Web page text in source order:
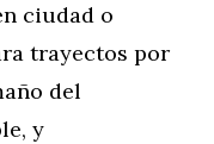
ciudad o
trayectos por
del
y